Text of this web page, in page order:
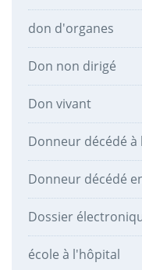
don d'organes
Don non dirigé
Don vivant
Donneur décédé
Donneur décédé
Dossier
école à l'hôpital